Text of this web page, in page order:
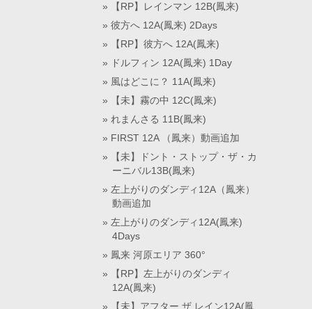
【RP】レインマン 12B(鳳来)
彼方へ 12A(鳳来) 2Days
【RP】彼方へ 12A(鳳来)
ドルフィン 12A(鳳来) 1Day
風はどこに？ 11A(鳳来)
【未】霧の中 12C(鳳来)
れまんさる 11B(鳳来)
FIRST 12A （鳳来）動画追加
【未】ドント・ストップ・ザ・カ
ーニバル13B(鳳来)
左上がりのダンディ12A（鳳来）
動画追加
左上がりのダンディ12A(鳳来)
4Days
鳳来 河原エリア 360°
【RP】左上がりのダンディ
12A(鳳来)
【未】アフター ザ レイン12A(鳳